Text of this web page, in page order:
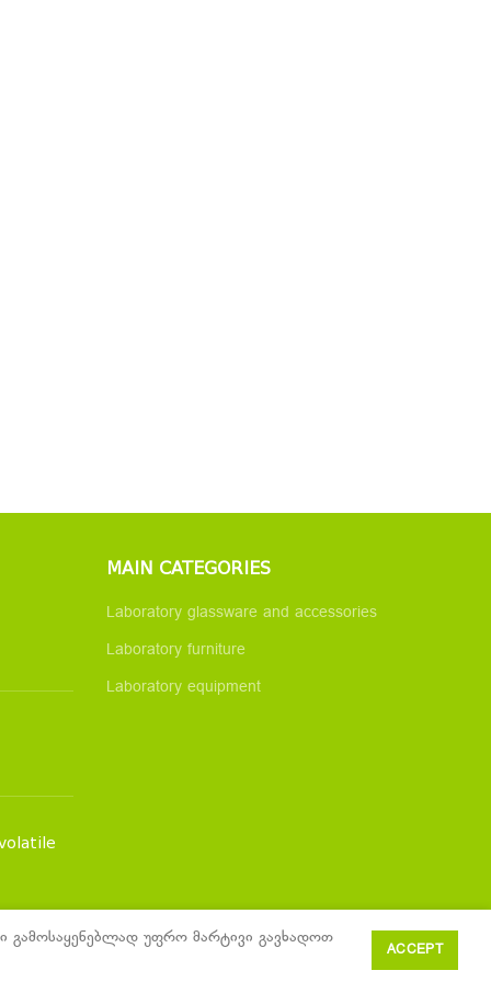
MAIN CATEGORIES
Laboratory glassware and accessories
Laboratory furniture
Laboratory equipment
გამოსაყენებლად უფრო მარტივი გავხადოთ
ACCEPT